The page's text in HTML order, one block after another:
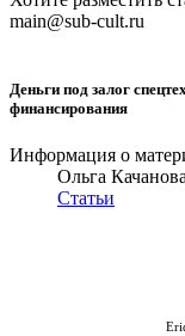
main@sub-cult.ru
Деньги под залог
финансирования
Информация о
Ольга Качанова
Статьи